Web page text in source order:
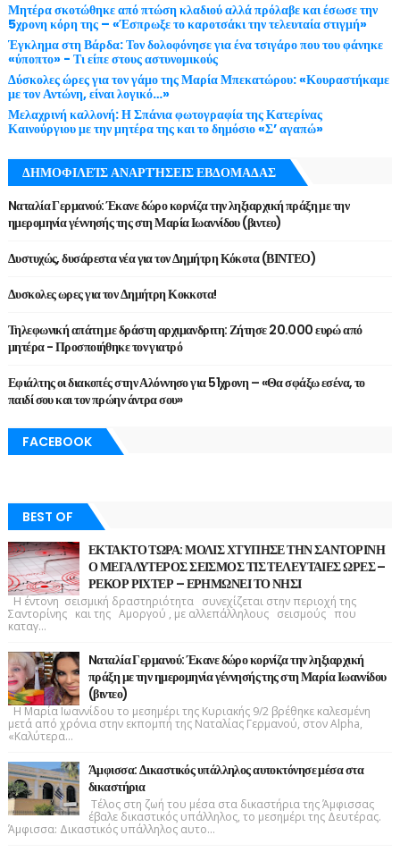
Μητέρα σκοτώθηκε από πτώση κλαδιού αλλά πρόλαβε και έσωσε την
5χρονη κόρη της – «Έσπρωξε το καροτσάκι την τελευταία στιγμή»
Έγκλημα στη Βάρδα: Τον δολοφόνησε για ένα τσιγάρο που του φάνηκε
«ύποπτο» - Τι είπε στους αστυνομικούς
Δύσκολες ώρες για τον γάμο της Μαρία Μπεκατώρου: «Κουραστήκαμε
με τον Αντώνη, είναι λογικό…»
Μελαχρινή καλλονή: Η Σπάνια φωτογραφία της Κατερίνας
Καινούργιου με την μητέρα της και το δημόσιο «Σ’ αγαπώ»
ΔΗΜΟΦΙΛΕΊΣ ΑΝΑΡΤΉΣΕΙΣ ΕΒΔΟΜΑΔΑΣ
Nαταλία Γερμανού: Έκανε δώρο κορνίζα την ληξιαρχική πράξη με την
ημερομηνία γέννησής της στη Μαρία Ιωαννίδου (βιντεο)
Δυστυχώς, δυσάρεστα νέα για τον Δημήτρη Κόκοτα (ΒΙΝΤΕΟ)
Δυσκολες ωρες για τον Δημήτρη Κοκκοτα!
Τηλεφωνική απάτη με δράστη αρχιμανδριτη: Ζήτησε 20.000 ευρώ από
μητέρα - Προσποιήθηκε τον γιατρό
Εφιάλτης οι διακοπές στην Αλόννησο για 51χρονη – «Θα σφάξω εσένα, το
παιδί σου και τον πρώην άντρα σου»
FACEBOOK
BEST OF
ΕΚΤΑΚΤΟ ΤΩΡΑ: ΜΟΛΙΣ ΧΤΥΠΗΣΕ ΤΗΝ ΣΑΝΤΟΡΙΝΗ
Ο ΜΕΓΑΛΥΤΕΡΟΣ ΣΕΙΣΜΟΣ ΤΙΣ ΤΕΛΕΥΤΑΙΕΣ ΩΡΕΣ –
ΡΕΚΟΡ ΡΙΧΤΕΡ – ΕΡΗΜΩΝΕΙ ΤΟ ΝΗΣΙ
Η έντονη σεισμική δραστηριότητα συνεχίζεται στην περιοχή της
Σαντορίνης και της Αμοργού , με αλλεπάλληλους σεισμούς που
καταγ...
Nαταλία Γερμανού: Έκανε δώρο κορνίζα την ληξιαρχική
πράξη με την ημερομηνία γέννησής της στη Μαρία Ιωαννίδου
(βιντεο)
Η Μαρία Ιωαννίδου το μεσημέρι της Κυριακής 9/2 βρέθηκε καλεσμένη
μετά από χρόνια στην εκπομπή της Ναταλίας Γερμανού, στον Alpha,
«Καλύτερα...
Άμφισσα: Δικαστικός υπάλληλος αυτοκτόνησε μέσα στα
δικαστήρια
Τέλος στη ζωή του μέσα στα δικαστήρια της Άμφισσας
έβαλε δικαστικός υπάλληλος, το μεσημέρι της Δευτέρας.
Άμφισσα: Δικαστικός υπάλληλος αυτο...